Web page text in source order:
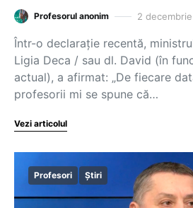
Profesorul anonim 2
Într-o declarație recentă,
Ligia Deca / sau dl. David (în
actual), a afirmat: „De fiecare
profesorii mi se spune că…
Vezi articolul
Profesori Știri